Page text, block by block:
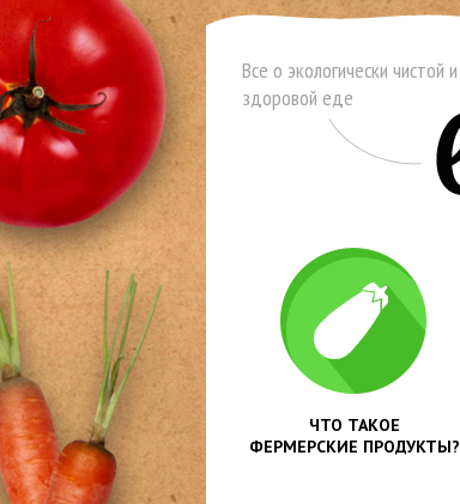
Все о экологически чистой и
здоровой еде
ЧТО ТАКОЕ
ФЕРМЕРСКИЕ ПРОДУКТЫ?